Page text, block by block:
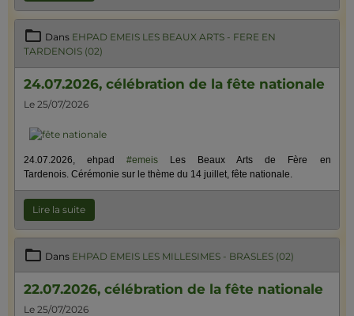
Dans EHPAD EMEIS LES BEAUX ARTS - FERE EN
TARDENOIS (02)
24.07.2026, célébration de la fête nationale
Le 25/07/2026
24.07.2026, ehpad #emeisLes Beaux Arts de Fère en
Tardenois. Cérémonie sur le thème du 14 juillet, fête nationale.
Lire la suite
Dans EHPAD EMEIS LES MILLESIMES - BRASLES (02)
22.07.2026, célébration de la fête nationale
Le 25/07/2026